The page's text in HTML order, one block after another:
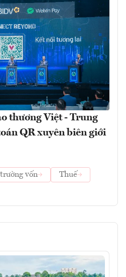
thương Việt - Trung
QR xuyên biên giới
vốn
Thuế